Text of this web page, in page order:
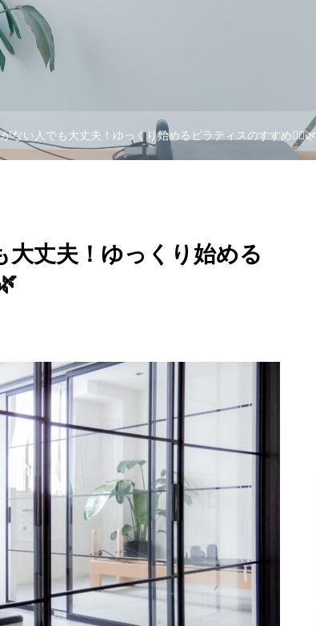
ない人でも大丈夫！ゆっくり始めるピラティスのすすめ🧘‍♀️🌿
丈夫！ゆっくり始める